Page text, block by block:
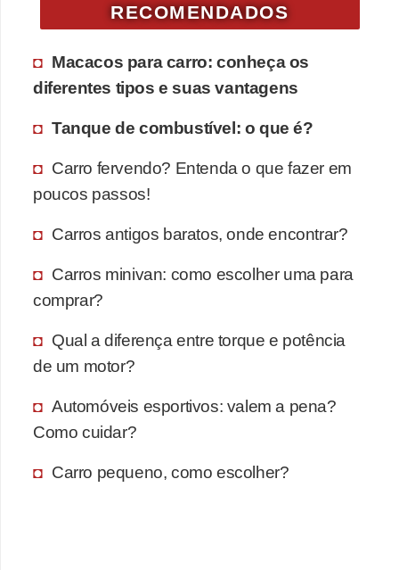
RECOMENDADOS
Macacos para carro: conheça os
diferentes tipos e suas vantagens
Tanque de combustível: o que é?
Carro fervendo? Entenda o que fazer em
poucos passos!
Carros antigos baratos, onde encontrar?
Carros minivan: como escolher uma para
comprar?
Qual a diferença entre torque e potência
de um motor?
Automóveis esportivos: valem a pena?
Como cuidar?
Carro pequeno, como escolher?